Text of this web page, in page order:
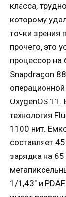
класса,
которому
точки зрения
прочего, это
процессор на
Snapdragon
OxygenOS 11.
технология
1100 нит.
составляет
зарядка на
1/1,43″ и